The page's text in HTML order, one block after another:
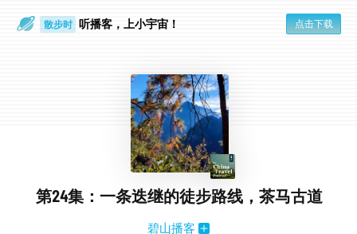
散步时 听播客，上小宇宙！ 点击下载
第24集：一条迭继的徒步路线，茶马古道
碧山播客